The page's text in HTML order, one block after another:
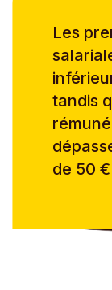
Les
tandis
de 50